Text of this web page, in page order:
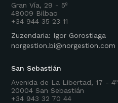
Gran Vía, 29 - 5º
48009 Bilbao
+34 944 35 23 11
Zuzendaria: Igor Gorostiaga
norgestion.bi@norgestion.com
San Sebastián
Avenida de La Libertad, 17 - 4º
20004 San Sebastián
+34 943 32 70 44